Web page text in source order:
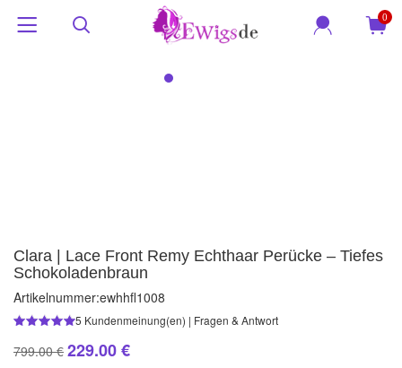
0
Clara | Lace Front Remy Echthaar Perücke – Tiefes
Schokoladenbraun
Artikelnummer:ewhhfl1008
5 Kundenmeinung(en) | Fragen & Antwort
799.00 € 229.00 €